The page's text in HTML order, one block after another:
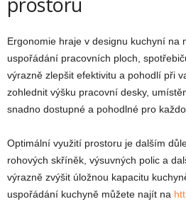
Ergonomie hraje v designu kuchyní na
uspořádání pracovních ploch,
výrazně zlepšit efektivitu a pohodlí při
zohlednit výšku pracovní desky,
snadno dostupné a pohodlné pro
Optimální využití prostoru je dalším
rohových skříněk, výsuvných polic a
výrazně zvýšit úložnou kapacitu
uspořádání kuchyně můžete najít na